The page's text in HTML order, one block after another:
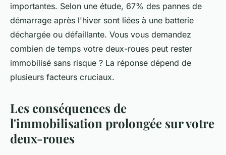
importantes. Selon une étude, 67% des pannes de
démarrage après l'hiver sont liées à une batterie
déchargée ou défaillante. Vous vous demandez
combien de temps votre deux-roues peut rester
immobilisé sans risque ? La réponse dépend de
plusieurs facteurs cruciaux.
Les conséquences de
l'immobilisation prolongée sur votre
deux-roues